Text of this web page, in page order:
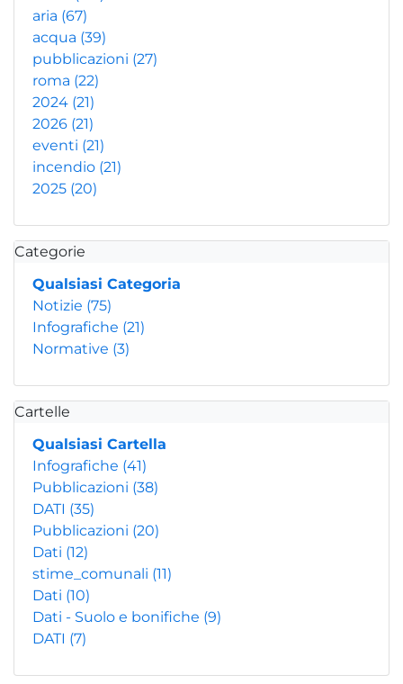
aria (67)
acqua (39)
pubblicazioni (27)
roma (22)
2024 (21)
2026 (21)
eventi (21)
incendio (21)
2025 (20)
Categorie
Qualsiasi Categoria
Notizie (75)
Infografiche (21)
Normative (3)
Cartelle
Qualsiasi Cartella
Infografiche (41)
Pubblicazioni (38)
DATI (35)
Pubblicazioni (20)
Dati (12)
stime_comunali (11)
Dati (10)
Dati - Suolo e bonifiche (9)
DATI (7)